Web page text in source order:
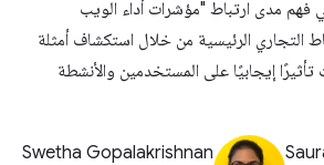
فهم مدى ارتباط "مؤشرات أداء الويب
التجاري الرئيسية من خلال استكشاف أمثلة
إيجابيًا على المستخدمين والأنشطة
Swetha Gopalakrishnan